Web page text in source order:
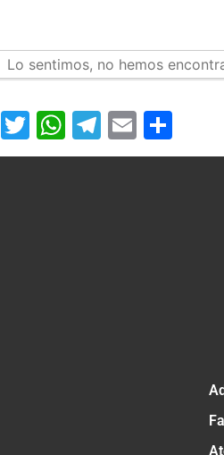
Lo sentimos, no hemos
Facebook
Twitter
WhatsApp
Telegram
Email